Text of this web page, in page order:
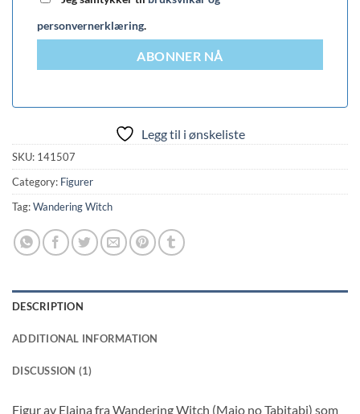
personvernerklæring.
ABONNER NÅ
Legg til i ønskeliste
SKU: 141507
Category: Figurer
Tag:Wandering Witch
DESCRIPTION
ADDITIONAL INFORMATION
DISCUSSION (1)
Figur av Elaina fra Wandering Witch (Majo no Tabitabi) som